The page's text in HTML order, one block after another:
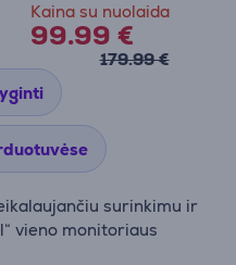
Kaina su nuolaida
99.99 €
179.99 €
surinkimu ir
vieno monitoriaus